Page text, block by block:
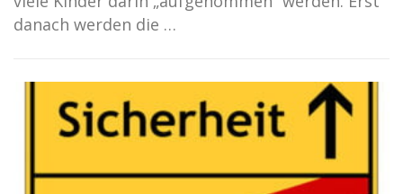
danach werden die …